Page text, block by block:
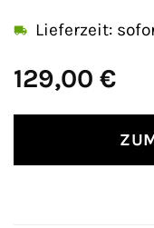
129,00 €
Lieferzeit: